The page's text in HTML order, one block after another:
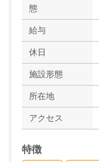
態
給与
休日
施設形態
所在地
アクセス
特徴